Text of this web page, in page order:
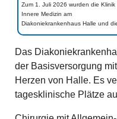
Zum 1. Juli 2026 wurden die Klinik
Innere Medizin am
Diakoniekrankenhaus Halle und
Das
der Basisversorgung
Herzen von Halle. Es
tagesklinische Plätze